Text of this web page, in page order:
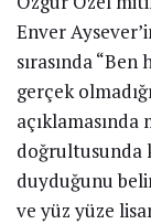
Enver
sırasında “Ben
gerçek
doğrultusunda
duyduğunu
ve yüz yüze